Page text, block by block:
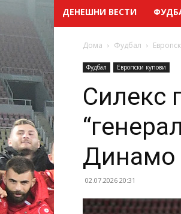
ДЕНЕШНИ ВЕСТИ
Дома Фудбал
Фудбал Европски купови
Силекс
02.07.2026 20:31